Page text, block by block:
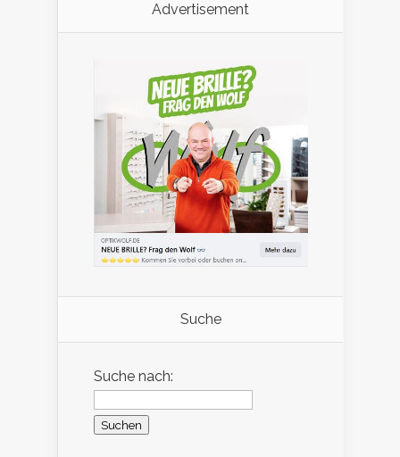
Advertisement
Suche
Suche nach: